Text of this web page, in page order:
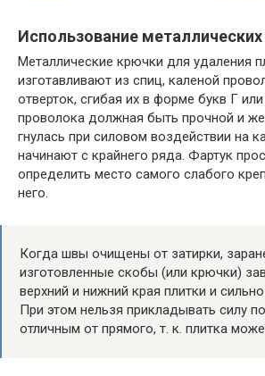
Использование
Металлические крючки для удаления
изготавливают из спиц, каленой
отверток, сгибая их в форме букв Г
проволока должная быть прочной и
гнулась при силовом воздействии на
начинают с крайнего ряда. Фартук
определить место самого слабого
него.
Когда швы очищены от затирки,
изготовленные скобы (или крючки)
верхний и нижний края плитки и
При этом нельзя прикладывать силу
отличным от прямого, т. к. плитка